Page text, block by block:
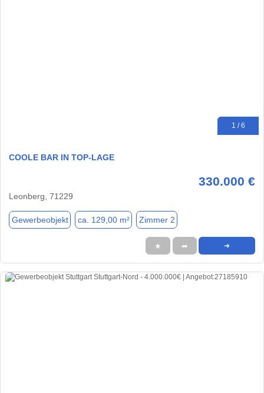
1 / 6
COOLE BAR IN TOP-LAGE
330.000 €
Leonberg, 71229
Gewerbeobjekt ca. 129,00 m² Zimmer 2
★ ➦ ➜